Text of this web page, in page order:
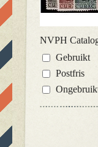
NVPH
Gebruikt
Postfris